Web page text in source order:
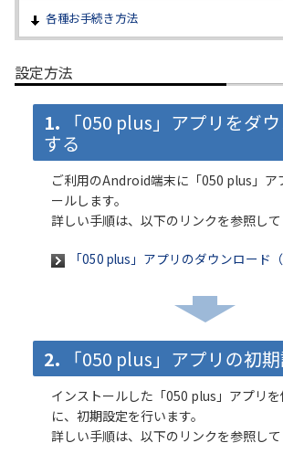
履歴・お気に入り
お知らせ サポ
NTTドコモビジネスのお客さ
OCN サービス一覧
各種お手続き方法
設定方法
1. 「050 plus」アプリをダウンロード
する
ご利用のAndroid端末に「050 plus」ア
ールします。
詳しい手順は、以下のリンクを参照して
「050 plus」アプリのダウンロード
2. 「050 plus」アプリの初
インストールした「050 plus」アプリ
に、初期設定を行います。
詳しい手順は、以下のリンクを参照して